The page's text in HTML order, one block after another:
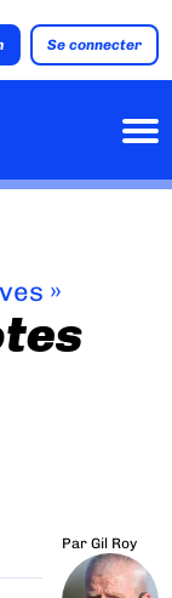
Se connecter
»
Par Gil Roy